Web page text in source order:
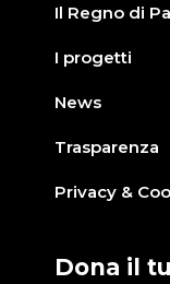
Il Regno di
I progetti
News
Trasparenza
Privacy &
Dona il